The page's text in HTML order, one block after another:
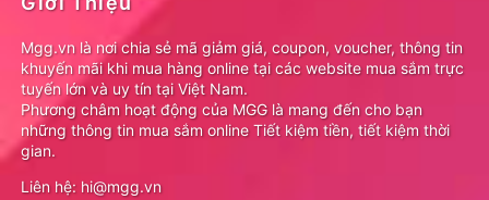
Mgg.vn là nơi chia sẻ mã giảm giá, coupon, voucher, thông tin
khuyến mãi khi mua hàng online tại các website mua sắm trực
tuyến lớn và uy tín tại Việt Nam.
Phương châm hoạt động của MGG là mang đến cho bạn
những thông tin mua sắm online Tiết kiệm tiền, tiết kiệm thời
gian.
Liên hệ: hi@mgg.vn